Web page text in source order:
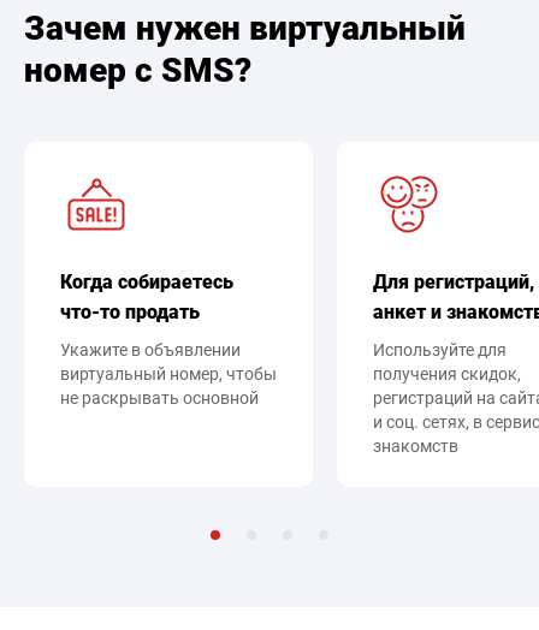
Зачем нужен виртуальный
номер с SMS?
Когда собираетесь
что-то продать
Укажите в объявлении
виртуальный номер, чтобы
не раскрывать основной
Для регистраций,
анкет и
Используйте для
получения скидок,
регистраций на
и соц. сетях, в
знакомств